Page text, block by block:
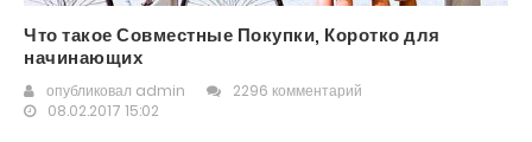
Что такое Совместные Покупки, Коротко для
начинающих
опубликовал admin
2296 комментарий
08.02.2017 15:02